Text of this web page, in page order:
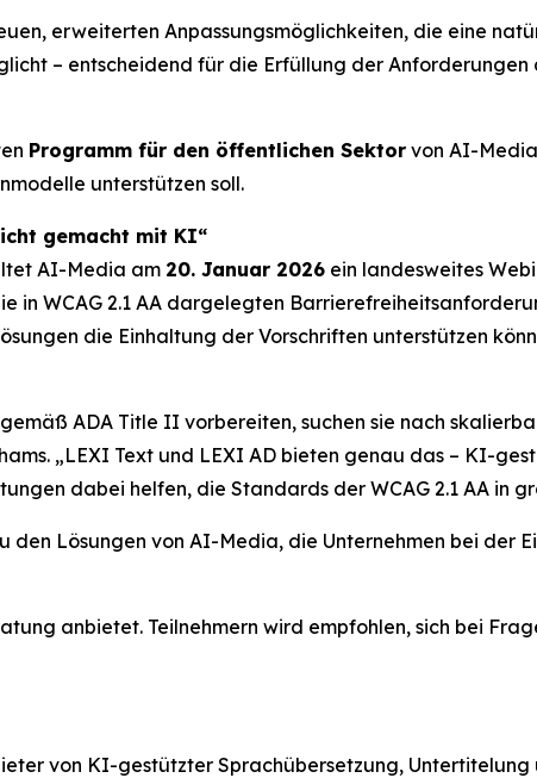
erweiterten Anpassungsmöglichkeiten, die eine
– entscheidend für die Erfüllung der Anforderungen
Programm für den öffentlichen Sektor von AI-
unterstützen soll.
gemacht mit KI“
AI-Media am 20. Januar 2026 ein landesweites
in WCAG 2.1 AA dargelegten
die Einhaltung der Vorschriften unterstützen
ADA Title II vorbereiten, suchen sie nach
„LEXI Text und LEXI AD bieten genau das – KI-
dabei helfen, die Standards der WCAG 2.1 AA in
den Lösungen von AI-Media, die Unternehmen bei der
anbietet. Teilnehmern wird empfohlen, sich bei
von KI-gestützter Sprachübersetzung,